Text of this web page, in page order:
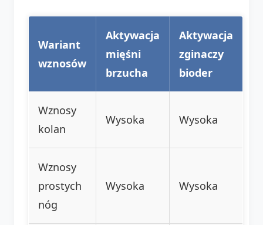
Wariant
wznosów
Aktywacja
mięśni
brzucha
Aktywacja
zginaczy
bioder
Wznosy
kolan
Wysoka Wysoka
Wznosy
prostych
nóg
Wysoka Wysoka